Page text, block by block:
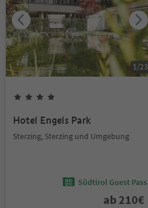
1/23
Hotel Engels Park
Sterzing, Sterzing und Umgebung
Südtirol Guest Pass
ab 210€